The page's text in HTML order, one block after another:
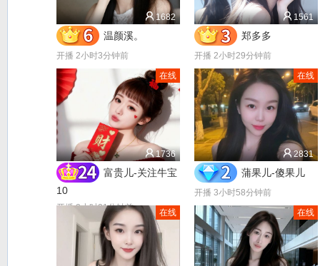
1682
温颜溪。
开播 2小时3分钟前
1561
郑多多
开播 2小时29分钟前
1736
在线
富贵儿-关注牛宝
10
开播 2小时21分钟前
2831
在线
蒲果儿-傻果儿
开播 3小时58分钟前
在线 在线